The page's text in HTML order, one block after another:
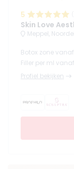
5
Skin Love
Meppel,
Botox zone vanaf
Filler per ml vanaf
Profiel bekijken